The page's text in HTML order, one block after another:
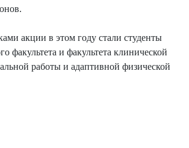
акции в этом году стали студенты
факультета и факультета клинической
работы и адаптивной физической